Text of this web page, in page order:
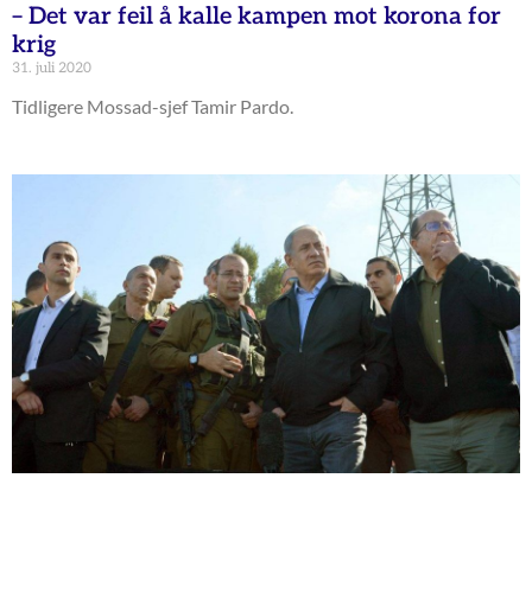
– Det var feil å kalle kampen mot korona for
krig
31. juli 2020
Tidligere Mossad-sjef Tamir Pardo.